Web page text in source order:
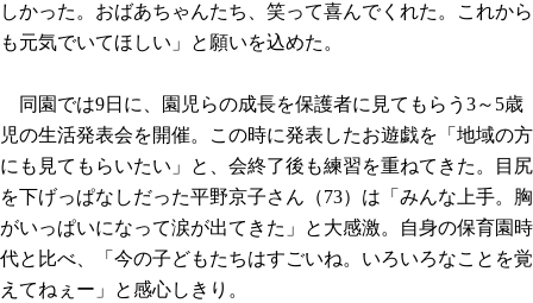
しかった。おばあちゃんたち、笑って喜んでくれた。これから
も元気でいてほしい」と願いを込めた。
同園では9日に、園児らの成長を保護者に見てもらう3～5歳
児の生活発表会を開催。この時に発表したお遊戯を「地域の方
にも見てもらいたい」と、会終了後も練習を重ねてきた。目尻
を下げっぱなしだった平野京子さん（73）は「みんな上手。胸
がいっぱいになって涙が出てきた」と大感激。自身の保育園時
代と比べ、「今の子どもたちはすごいね。いろいろなことを覚
えてねぇー」と感心しきり。